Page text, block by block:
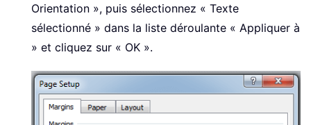
Orientation », puis sélectionnez « Texte
sélectionné » dans la liste déroulante « Appliquer à
» et cliquez sur « OK ».